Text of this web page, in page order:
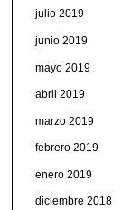
julio 2019
junio 2019
mayo 2019
abril 2019
marzo 2019
febrero 2019
enero 2019
diciembre 2018